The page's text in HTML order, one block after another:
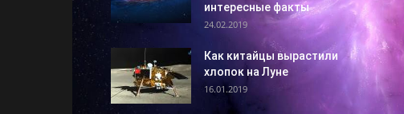
интересные факты
24.02.2019
Как китайцы вырастили
хлопок на Луне
16.01.2019